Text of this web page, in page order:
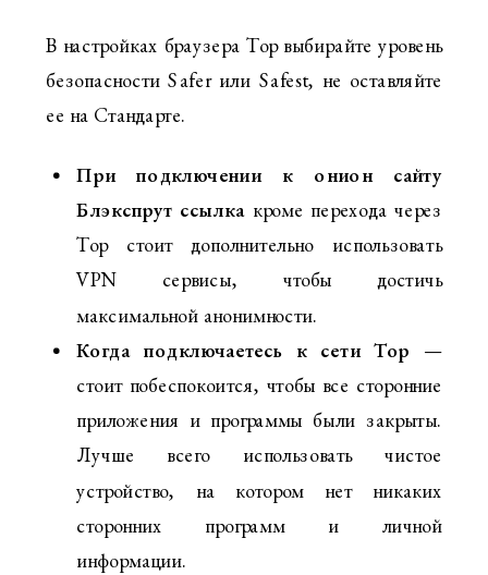
В настройках браузера Тор выбирайте уровень
безопасности Safer или Safest, не оставляйте
ее на Стандарте.
При подключении к онион сайту
Блэкспрут ссылка кроме перехода через
Тор стоит дополнительно использовать
VPN сервисы, чтобы достичь
максимальной анонимности.
Когда подключаетесь к сети Тор —
стоит побеспокоится, чтобы все сторонние
приложения и программы были закрыты.
Лучше всего использовать чистое
устройство, на котором нет никаких
сторонних программ и личной
информации.